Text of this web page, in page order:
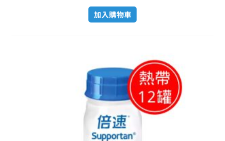
加入購物車
始
價
格：
NT$ 2,820。
目
前
價
格：
NT$ 2,380。